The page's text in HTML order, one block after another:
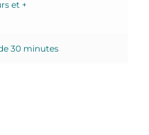
et +
30 minutes